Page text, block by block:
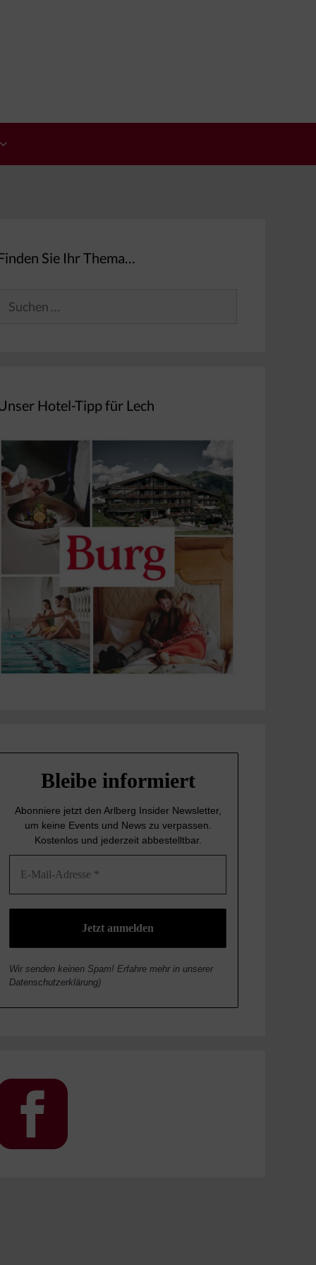
Sie Ihr Thema…
Hotel-Tipp für Lech
Bleibe informiert
Abonniere jetzt den Arlberg Insider Newsletter,
um keine Events und Newszu verpassen.
Kostenlos und jederzeit abbestelltbar.
Wir senden keinen Spam! Erfahre mehr in unserer
Datenschutzerklärung)